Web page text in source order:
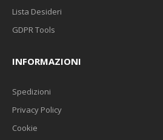
Lista Desideri
GDPR Tools
INFORMAZIONI
Spedizioni
Privacy Policy
Cookie